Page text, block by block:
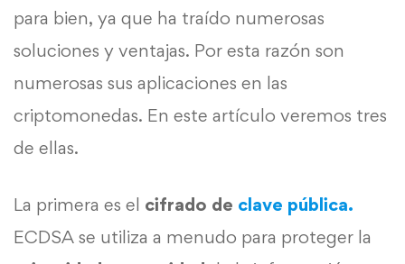
para bien, ya que ha traído numerosas
soluciones y ventajas. Por esta razón son
numerosas sus aplicaciones en las
criptomonedas. En este artículo veremos tres
de ellas.
La primera es el cifrado de clave pública.
ECDSA se utiliza a menudo para proteger la